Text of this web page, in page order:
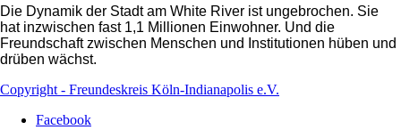
Die Dynamik der Stadt am White River ist ungebrochen. Sie
hat inzwischen fast 1,1 Millionen Einwohner. Und die
Freundschaft zwischen Menschen und Institutionen hüben und
drüben wächst.
Copyright - Freundeskreis Köln-Indianapolis e.V.
Facebook